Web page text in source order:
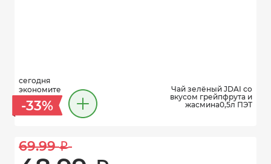
сегодня
экономите
-33%
Чай зелёный JDAI со
вкусом грейпфрута и
жасмина0,5л ПЭТ
69.99 i